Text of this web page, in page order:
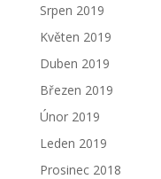
Srpen 2019
Květen 2019
Duben 2019
Březen 2019
Únor 2019
Leden 2019
Prosinec 2018